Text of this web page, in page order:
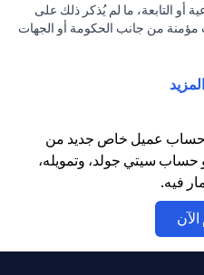
أو التابعة، ما لم يُذكر ذلك على
مؤمنة من جانب الحكومة أو الجهات
النتائج المستقبلية، بمعنى أن
الصرف التي قد تتسبب في
إلى العملة المحلية
والخزينة للأشخاص الأمريكيين.
الاستثمار والخزينة لشروط وأحكام
العميل أنه يقع على عاتقه
ضريبية للوقوف على التبعات
حساب عميل خاص جديد من
حساب سيتي جولد، وتمويله،
فيه.